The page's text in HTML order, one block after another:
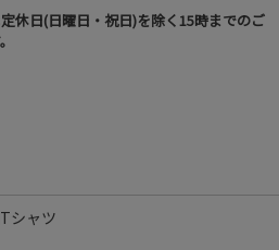
休日(日曜日・祝日)を除く15時までのご
シャツ